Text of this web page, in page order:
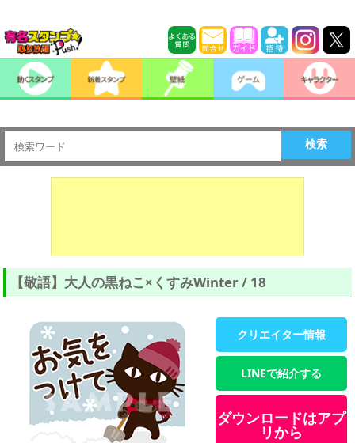
検索
【敬語】大人の黒ねこ×くすみWinter / 18
クリエイター情報
LINEで紹介する
ダウンロードはアプ
リから